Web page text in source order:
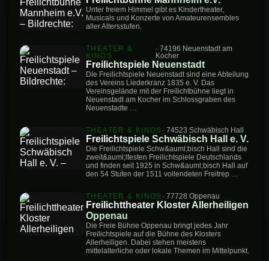
Unter freiem Himmel gibt es Kindertheater,
Musicals und Konzerte von Amateurensembles
aller Altersstufen.
THEATER &
KINOS
· 74196 Neuenstadt am
Kocher
Freilichtspiele Neuenstadt
Die Freilichtspiele Neuenstadt sind eine Abteilung
des Vereins Liederkranz 1835 e. V. Das
Vereinsgelände mit der Freilichtbühne liegt in
Neuenstadt am Kocher im Schlossgraben des
Neuenstadte …
THEATER & KINOS · 74523 Schwäbisch Hall
Freilichtspiele Schwäbisch Hall e. V.
Die Freilichtspiele Schw&auml;bisch Hall sind die
zweit&auml;ltesten Freilichtspiele Deutschlands
und finden seit 1925 in Schw&auml;bisch Hall auf
den 54 Stufen der 1511 vollendeten Freitrep …
THEATER & KINOS · 77728 Oppenau
Freilichttheater Kloster Allerheiligen
Oppenau
Die Freie Bühne Oppenau bringt jedes Jahr
Freilichtspiele auf die Bühne des Klosters
Allerheiligen. Dabei stehen meistens
mittelalterliche oder lokale Themen im Mittelpunkt.